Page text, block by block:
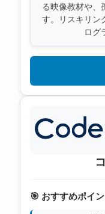
る映像教材や、
す。リスキリン
ログ
🎯 おすすめポイン